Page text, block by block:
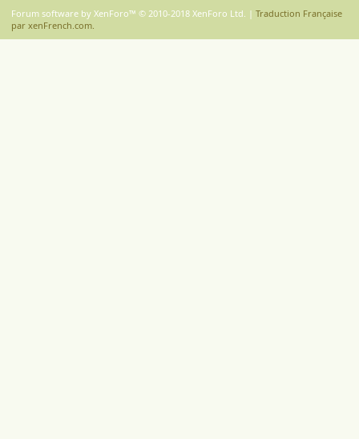
Forum software by XenForo™ © 2010-2018 XenForo Ltd. | Traduction Française
par xenFrench.com.